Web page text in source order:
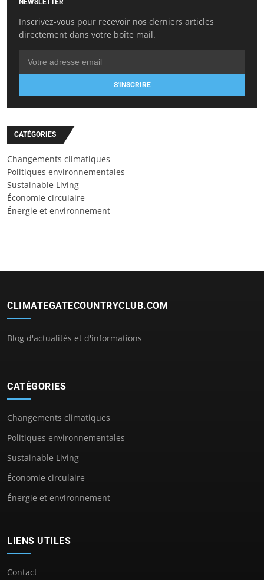
NEWSLETTER
Inscrivez-vous pour recevoir nos derniers articles
directement dans votre boîte mail.
S'INSCRIRE
CATÉGORIES
Changements climatiques
Politiques environnementales
Sustainable Living
Économie circulaire
Énergie et environnement
CLIMATEGATECOUNTRYCLUB.COM
Blog d'actualités et d'informations
CATÉGORIES
Changements climatiques
Politiques environnementales
Sustainable Living
Économie circulaire
Énergie et environnement
LIENS UTILES
Contact